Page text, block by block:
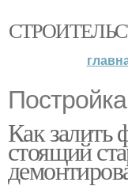
Как залить
стоящий